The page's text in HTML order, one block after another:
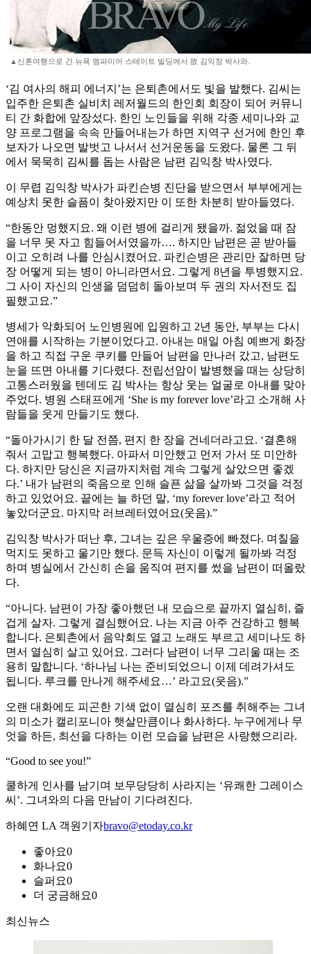
▲신혼여행으로 간 뉴욕 엠파이어 스테이트 빌딩에서 故 김익창 박사와.
‘김 여사의 해피 에너지’는 은퇴촌에서도 빛을 발했다. 김씨는
입주한 은퇴촌 실비치 레저월드의 한인회 회장이 되어 커뮤니
티 간 화합에 앞장섰다. 한인 노인들을 위해 각종 세미나와 교
양 프로그램을 속속 만들어내는가 하면 지역구 선거에 한인 후
보자가 나오면 발벗고 나서서 선거운동을 도왔다. 물론 그 뒤
에서 묵묵히 김씨를 돕는 사람은 남편 김익창 박사였다.
이 무렵 김익창 박사가 파킨슨병 진단을 받으면서 부부에게는
예상치 못한 슬픔이 찾아왔지만 이 또한 차분히 받아들였다.
“한동안 멍했지요. 왜 이런 병에 걸리게 됐을까. 젊었을 때 잠
을 너무 못 자고 힘들어서였을까…. 하지만 남편은 곧 받아들
이고 오히려 나를 안심시켰어요. 파킨슨병은 관리만 잘하면 당
장 어떻게 되는 병이 아니라면서요. 그렇게 8년을 투병했지요.
그 사이 자신의 인생을 덤덤히 돌아보며 두 권의 자서전도 집
필했고요.”
병세가 악화되어 노인병원에 입원하고 2년 동안, 부부는 다시
연애를 시작하는 기분이었다고. 아내는 매일 아침 예쁘게 화장
을 하고 직접 구운 쿠키를 만들어 남편을 만나러 갔고, 남편도
눈을 뜨면 아내를 기다렸다. 전립선암이 발병했을 때는 상당히
고통스러웠을 텐데도 김 박사는 항상 웃는 얼굴로 아내를 맞아
주었다. 병원 스태프에게 ‘She is my forever love’라고 소개해 사
람들을 웃게 만들기도 했다.
“돌아가시기 한 달 전쯤, 편지 한 장을 건네더라고요. ‘결혼해
줘서 고맙고 행복했다. 아파서 미안했고 먼저 가서 또 미안하
다. 하지만 당신은 지금까지처럼 계속 그렇게 살았으면 좋겠
다.’ 내가 남편의 죽음으로 인해 슬픈 삶을 살까봐 그것을 걱정
하고 있었어요. 끝에는 늘 하던 말, ‘my forever love’라고 적어
놓았더군요. 마지막 러브레터였어요(웃음).”
김익창 박사가 떠난 후, 그녀는 깊은 우울증에 빠졌다. 며칠을
먹지도 못하고 울기만 했다. 문득 자신이 이렇게 될까봐 걱정
하며 병실에서 간신히 손을 움직여 편지를 썼을 남편이 떠올랐
다.
“아니다. 남편이 가장 좋아했던 내 모습으로 끝까지 열심히, 즐
겁게 살자. 그렇게 결심했어요. 나는 지금 아주 건강하고 행복
합니다. 은퇴촌에서 음악회도 열고 노래도 부르고 세미나도 하
면서 열심히 살고 있어요. 그러다 남편이 너무 그리울 때는 조
용히 말합니다. ‘하나님 나는 준비되었으니 이제 데려가셔도
됩니다. 루크를 만나게 해주세요…’ 라고요(웃음).”
오랜 대화에도 피곤한 기색 없이 열심히 포즈를 취해주는 그녀
의 미소가 캘리포니아 햇살만큼이나 화사하다. 누구에게나 무
엇을 하든, 최선을 다하는 이런 모습을 남편은 사랑했으리라.
“Good to see you!”
쿨하게 인사를 남기며 보무당당히 사라지는 ‘유쾌한 그레이스
씨’. 그녀와의 다음 만남이 기다려진다.
하혜연 LA 객원기자bravo@etoday.co.kr
좋아요0
화나요0
슬퍼요0
더 궁금해요0
최신뉴스